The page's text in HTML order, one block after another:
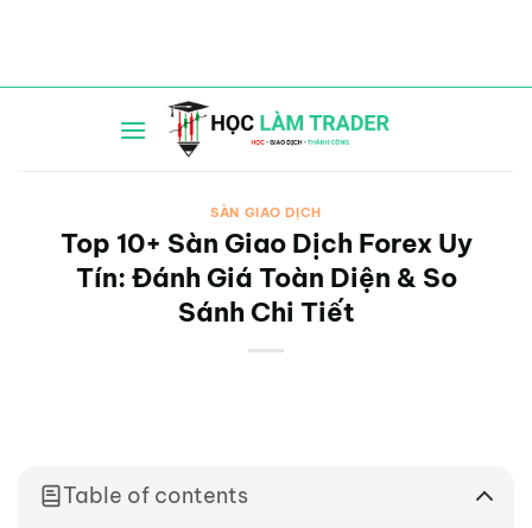
SÀN GIAO DỊCH
Top 10+ Sàn Giao Dịch Forex Uy
Tín: Đánh Giá Toàn Diện & So
Sánh Chi Tiết
Table of contents